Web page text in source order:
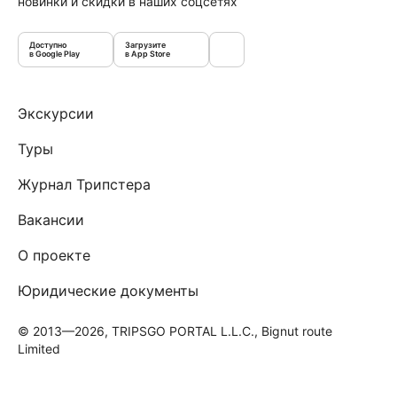
Доступно
в Google Play
Загрузите
в App Store
Экскурсии
Туры
Журнал Трипстера
Вакансии
О проекте
Юридические документы
© 2013—2026, TRIPSGO PORTAL L.L.C., Bignut route
Limited